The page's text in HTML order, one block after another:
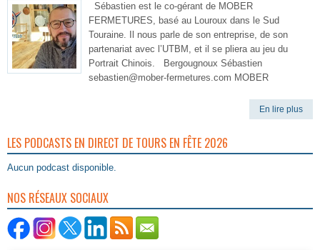
Sébastien est le co-gérant de MOBER
FERMETURES, basé au Louroux dans le Sud
Touraine. Il nous parle de son entreprise, de son
partenariat avec l’UTBM, et il se pliera au jeu du
Portrait Chinois. Bergougnoux Sébastien
sebastien@mober-fermetures.com MOBER
En lire plus
LES PODCASTS EN DIRECT DE TOURS EN FÊTE 2026
Aucun podcast disponible.
NOS RÉSEAUX SOCIAUX